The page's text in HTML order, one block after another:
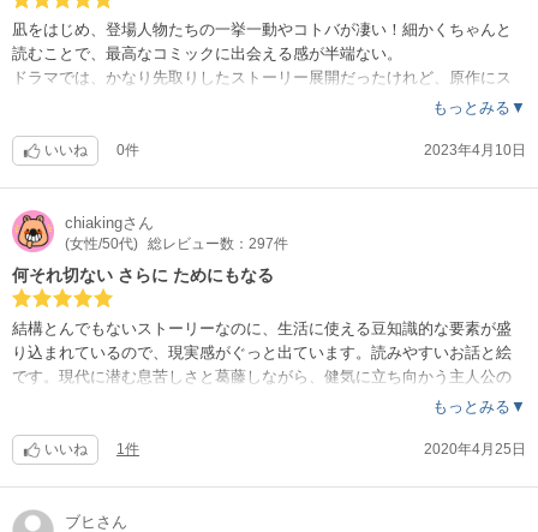
凪をはじめ、登場人物たちの一挙一動やコトバが凄い！細かくちゃんと
読むことで、最高なコミックに出会える感が半端ない。
ドラマでは、かなり先取りしたストーリー展開だったけれど、原作にス
もっとみる▼
いいね 0件 2023年4月10日
chiakingさん
(女性/50代) 総レビュー数：297件
何それ切ない さらに ためにもなる
結構とんでもないストーリーなのに、生活に使える豆知識的な要素が盛
り込まれているので、現実感がぐっと出ています。読みやすいお話と絵
です。現代に潜む息苦しさと葛藤しながら、健気に立ち向かう主人公の
もっとみる▼
いいね 1件 2020年4月25日
ブヒ さん